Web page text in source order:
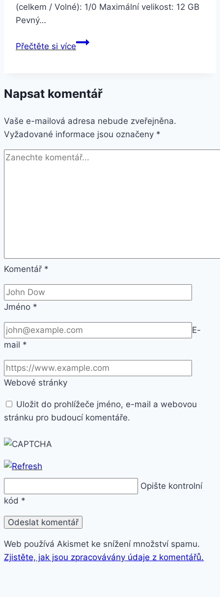
(celkem / Volné): 1/0 Maximální velikost: 12 GB
Pevný…
Přečtěte si víceLenovo
modrý
Napsat komentář
Vaše e-mailová adresa nebude zveřejněna.
Vyžadované informace jsou označeny *
Komentář *
Jméno *
E-
mail *
Webové stránky
Uložit do prohlížeče jméno, e-mail a webovou
stránku pro budoucí komentáře.
Opište kontrolní
kód *
Web používá Akismet ke snížení množství spamu.
Zjistěte, jak jsou zpracovávány údaje z komentářů.